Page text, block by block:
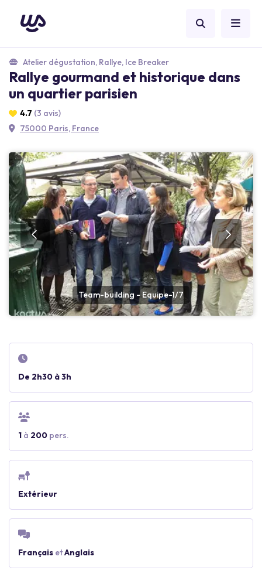
Atelier dégustation, Rallye, Ice Breaker
Rallye gourmand et historique dans
un quartier parisien
4.7 (3 avis)
75000 Paris, France
Team-building - Equipe-1/7
De 2h30 à 3h
1 à 200 pers.
Extérieur
Français etAnglais